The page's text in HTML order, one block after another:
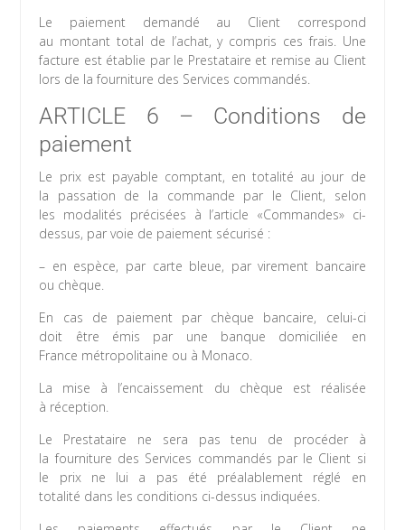
Le paiement demandé au Client correspond
au montant total de l’achat, y compris ces frais. Une
facture est établie par le Prestataire et remise au Client
lors de la fourniture des Services commandés.
ARTICLE 6 – Conditions de
paiement
Le prix est payable comptant, en totalité au jour de
la passation de la commande par le Client, selon
les modalités précisées à l’article «Commandes» ci-
dessus, par voie de paiement sécurisé :
– en espèce, par carte bleue, par virement bancaire
ou chèque.
En cas de paiement par chèque bancaire, celui-ci
doit être émis par une banque domiciliée en
France métropolitaine ou à Monaco.
La mise à l’encaissement du chèque est réalisée
à réception.
Le Prestataire ne sera pas tenu de procéder à
la fourniture des Services commandés par le Client si
le prix ne lui a pas été préalablement réglé en
totalité dans les conditions ci-dessus indiquées.